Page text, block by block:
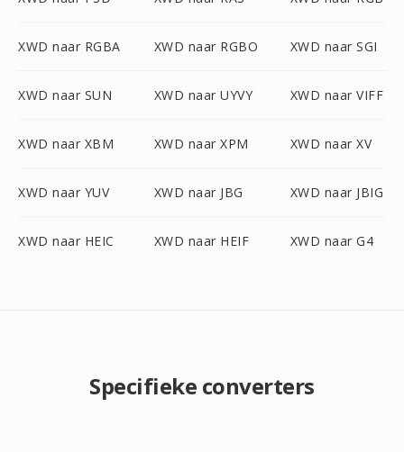
XWD naar RGBA XWD naar RGBO XWD naar SGI
XWD naar SUN XWD naar UYVY XWD naar VIFF
XWD naar XBM XWD naar XPM XWD naar XV
XWD naar YUV XWD naar JBG XWD naar JBIG
XWD naar HEIC XWD naar HEIF XWD naar G4
Specifieke converters